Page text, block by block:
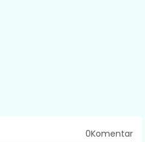
0Komentar